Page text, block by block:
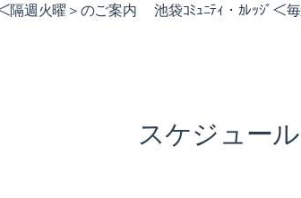
隔週火曜＞のご案内 池袋ｺﾐｭﾆﾃｨ・ｶﾚｯｼﾞ＜
スケジュール